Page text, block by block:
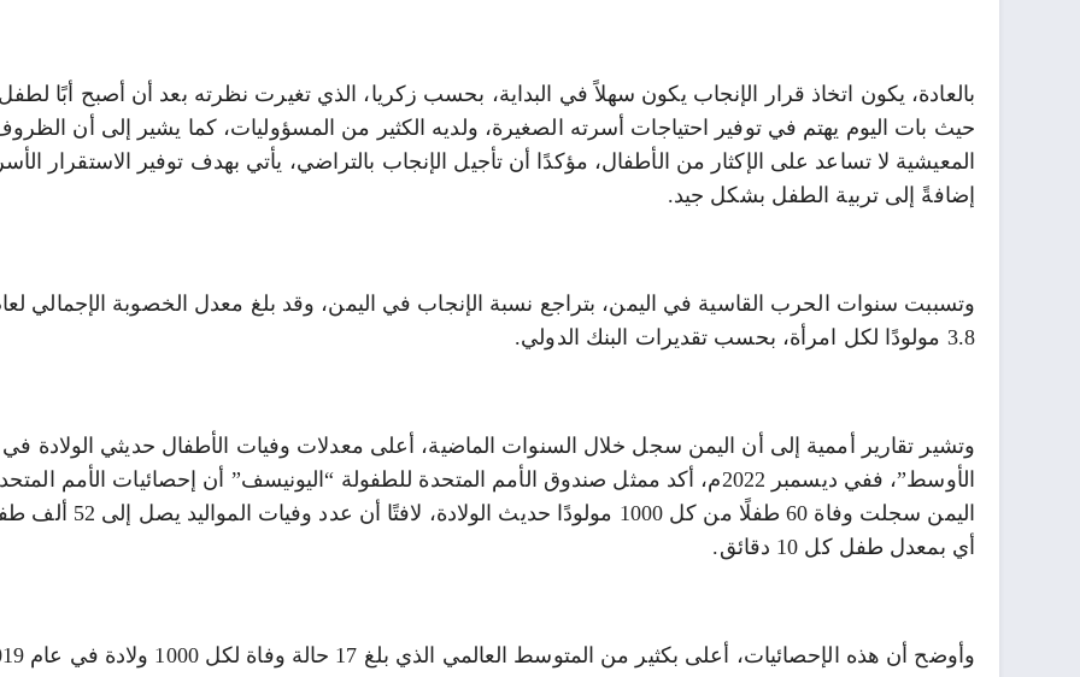
بالعادة، يكون اتخاذ قرار الإنجاب يكون سهلاً في البداية، بحسب زكريا، الذي تغيرت نظرته بعد أن أصبح أبًا
حيث بات اليوم يهتم في توفير احتياجات أسرته الصغيرة، ولديه الكثير من المسؤوليات، كما يشير إلى أن
المعيشية لا تساعد على الإكثار من الأطفال، مؤكدًا أن تأجيل الإنجاب بالتراضي، يأتي بهدف توفير الاستقرار
إضافةً إلى تربية الطفل بشكل جيد.
3.8 مولودًا لكل امرأة، بحسب تقديرات البنك الدولي.
وتشير تقارير أممية إلى أن اليمن سجل خلال السنوات الماضية، أعلى معدلات وفيات الأطفال حديثي الولادة
الأوسط”، ففي ديسمبر 2022م، أكد ممثل صندوق الأمم المتحدة للطفولة “اليونيسف” أن إحصائيات الأمم
اليمن سجلت وفاة 60 طفلًا من كل 1000 مولودًا
أي بمعدل طفل كل 10 دقائق.
وأوضح أن هذه الإحصائيات، أعلى بكثير من المتوسط العالمي الذي بلغ 17 حالة وفاة لكل 1000 ولادة في عام 2019م.